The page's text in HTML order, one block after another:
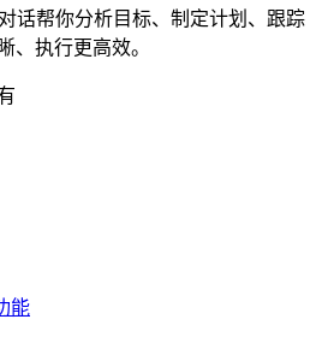
话帮你分析目标、制定计划、跟踪
、执行更高效。
能